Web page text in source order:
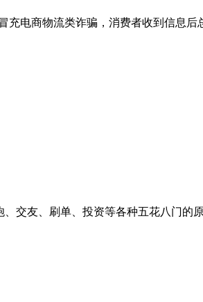
电商物流类诈骗，消费者收到信息后
交友、刷单、投资等各种五花八门的